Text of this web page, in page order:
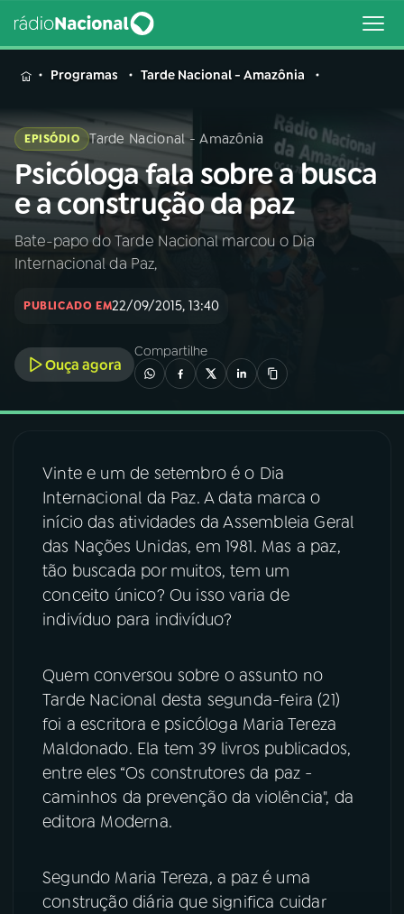
MENU
Buscar
na
Rádio
Nacional
Buscar
04PROGRAMAS
05 PODCASTS
06 VIDEOCASTS
07ÚLTIMAS
08FESTIVAL DE MÚSICA
ACOMPANHE A RÁDIO NACIONAL
Instagram X
Programas Tarde Nacional - Amazônia
EPISÓDIO Tarde Nacional - Amazônia
Psicóloga fala sobre a busca
e a construção da paz
Bate-papo do Tarde Nacional marcou o Dia
Internacional da Paz,
PUBLICADO EM22/09/2015, 13:40
Ouça agora
Compartilhe
Vinte e um de setembro é o Dia
Internacional da Paz. A data marca o
início das atividades da Assembleia Geral
das Nações Unidas, em 1981. Mas a paz,
tão buscada por muitos, tem um
conceito único? Ou isso varia de
indivíduo para indivíduo?
Quem conversou sobre o assunto no
Tarde Nacional desta segunda-feira (21)
foi a escritora e psicóloga Maria Tereza
Maldonado. Ela tem 39 livros publicados,
entre eles “Os construtores da paz -
caminhos da prevenção da violência", da
editora Moderna.
Segundo Maria Tereza, a paz é uma
construção diária que significa cuidar